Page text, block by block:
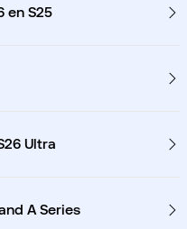
en S25
Ultra
A Series